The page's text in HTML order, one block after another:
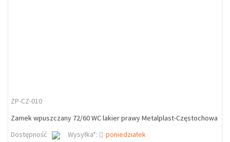
ZP-CZ-010
Zamek wpuszczany 72/60 WC lakier prawy Metalplast-Częstochowa
Dostępność
Wysyłka*: poniedziałek